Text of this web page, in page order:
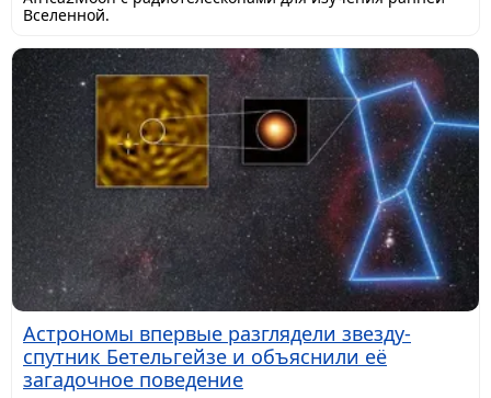
Вселенной.
Астрономы впервые разглядели звезду-
спутник Бетельгейзе и объяснили её
загадочное поведение